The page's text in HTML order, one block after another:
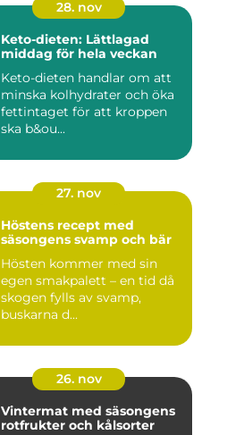
28. nov
Keto-dieten: Lättlagad
middag för hela veckan
Keto-dieten handlar om att
minska kolhydrater och öka
fettintaget för att kroppen
ska b&ou...
27. nov
Höstens recept med
säsongens svamp och bär
Hösten kommer med sin
egen smakpalett – en tid då
skogen fylls av svamp,
buskarna d...
26. nov
Vintermat med säsongens
rotfrukter och kålsorter